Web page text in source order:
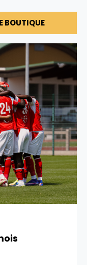
BOUTIQUE